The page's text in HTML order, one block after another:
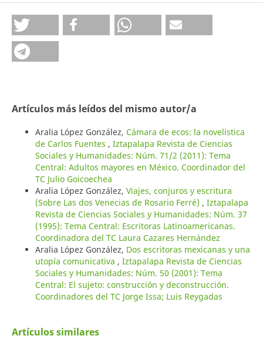
Artículos más leídos del mismo autor/a
Aralia López González, Cámara de ecos: la novelística
de Carlos Fuentes , Iztapalapa Revista de Ciencias
Sociales y Humanidades: Núm. 71/2 (2011): Tema
Central: Adultos mayores en México. Coordinador del
TC Julio Goicoechea
Aralia López González, Viajes, conjuros y escritura
(Sobre Las dos Venecias de Rosario Ferré) , Iztapalapa
Revista de Ciencias Sociales y Humanidades: Núm. 37
(1995): Tema Central: Escritoras Latinoamericanas.
Coordinadora del TC Laura Cazares Hernández
Aralia López González, Dos escritoras mexicanas y una
utopía comunicativa , Iztapalapa Revista de Ciencias
Sociales y Humanidades: Núm. 50 (2001): Tema
Central: El sujeto: construcción y deconstrucción.
Coordinadores del TC Jorge Issa; Luis Reygadas
Artículos similares